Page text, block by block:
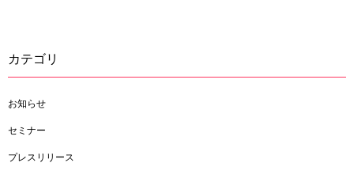
カテゴリ
お知らせ
セミナー
プレスリリース